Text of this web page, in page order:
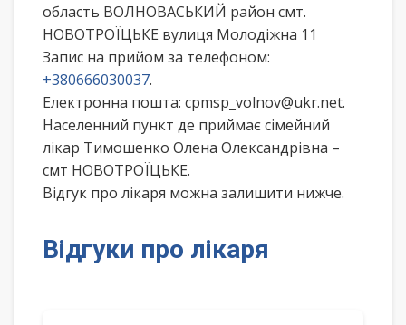
область ВОЛНОВАСЬКИЙ район смт.
НОВОТРОЇЦЬКЕ вулиця Молодіжна 11
Запис на прийом за телефоном:
+380666030037.
Електронна пошта: cpmsp_volnov@ukr.net.
Населенний пункт де приймає сімейний
лікар Тимошенко Олена Олександрівна –
смт НОВОТРОЇЦЬКЕ.
Відгук про лікаря можна залишити нижче.
Відгуки про лікаря